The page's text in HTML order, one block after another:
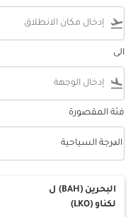
flight_takeoff
الى
flight_land
فئة المقصورة
فئة المقصورة option الدرجة السياحية Selected
الدرجة السياحية
keyboard_arrow_down
البحرين (BAH)
ل
لكناو (LKO)